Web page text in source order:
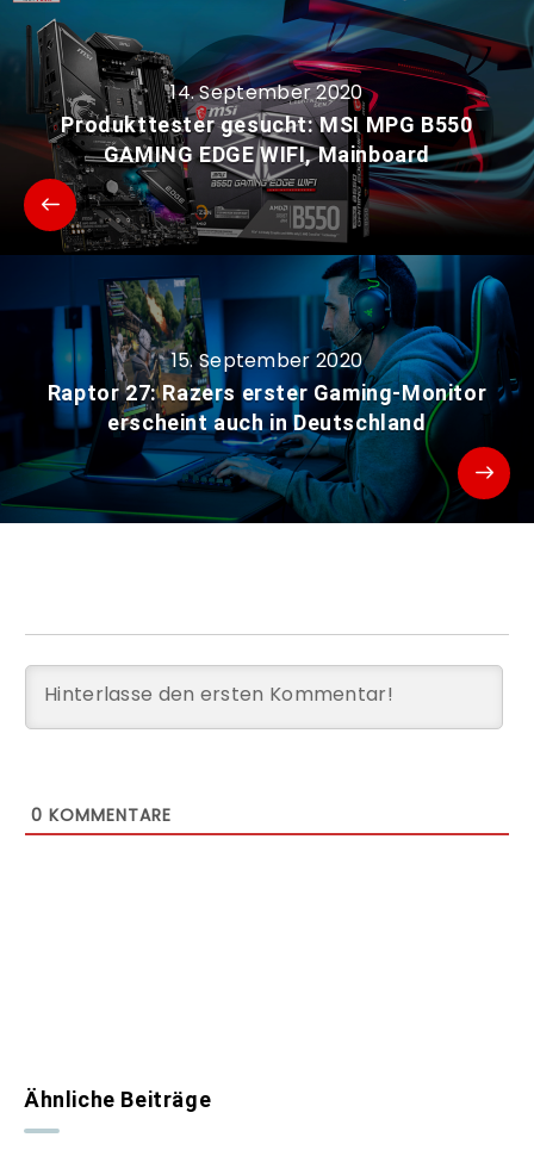
14. September 2020
Produkttester gesucht: MSI MPG B550
GAMING EDGE WIFI, Mainboard
15. September 2020
Raptor 27: Razers erster Gaming-Monitor
erscheint auch in Deutschland
0 KOMMENTARE
Ähnliche Beiträge